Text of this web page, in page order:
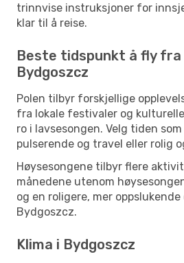
trinnvise instruksjoner for
klar til å reise.
Beste tidspunkt å fly
Bydgoszcz
Polen tilbyr forskjellige
fra lokale festivaler og
ro i lavsesongen. Velg tiden
pulserende og travel eller rolig
Høysesongene tilbyr flere
månedene utenom
og en roligere, mer oppslukende
Bydgoszcz.
Klima i Bydgoszcz